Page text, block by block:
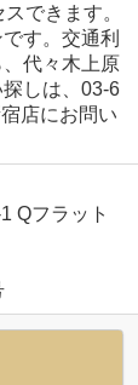
できます。
す。交通利
代々木上原
しは、03-6
店にお問い
Qフラット